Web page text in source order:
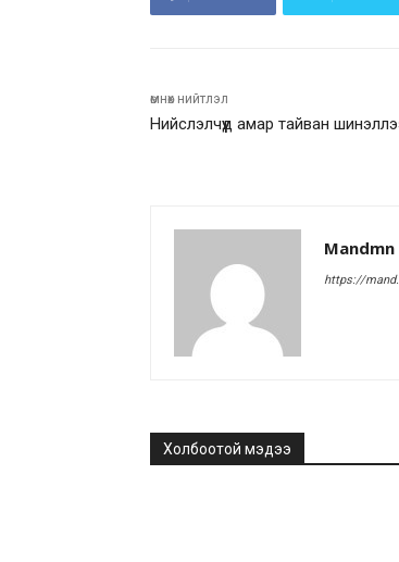
өмнөх нийтлэл
Нийслэлчүүд амар тайван
Mandmn
https://
Холбоотой мэдээ